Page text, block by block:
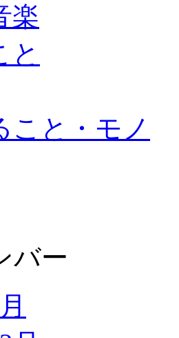
楽
と
こと・モノ
バー